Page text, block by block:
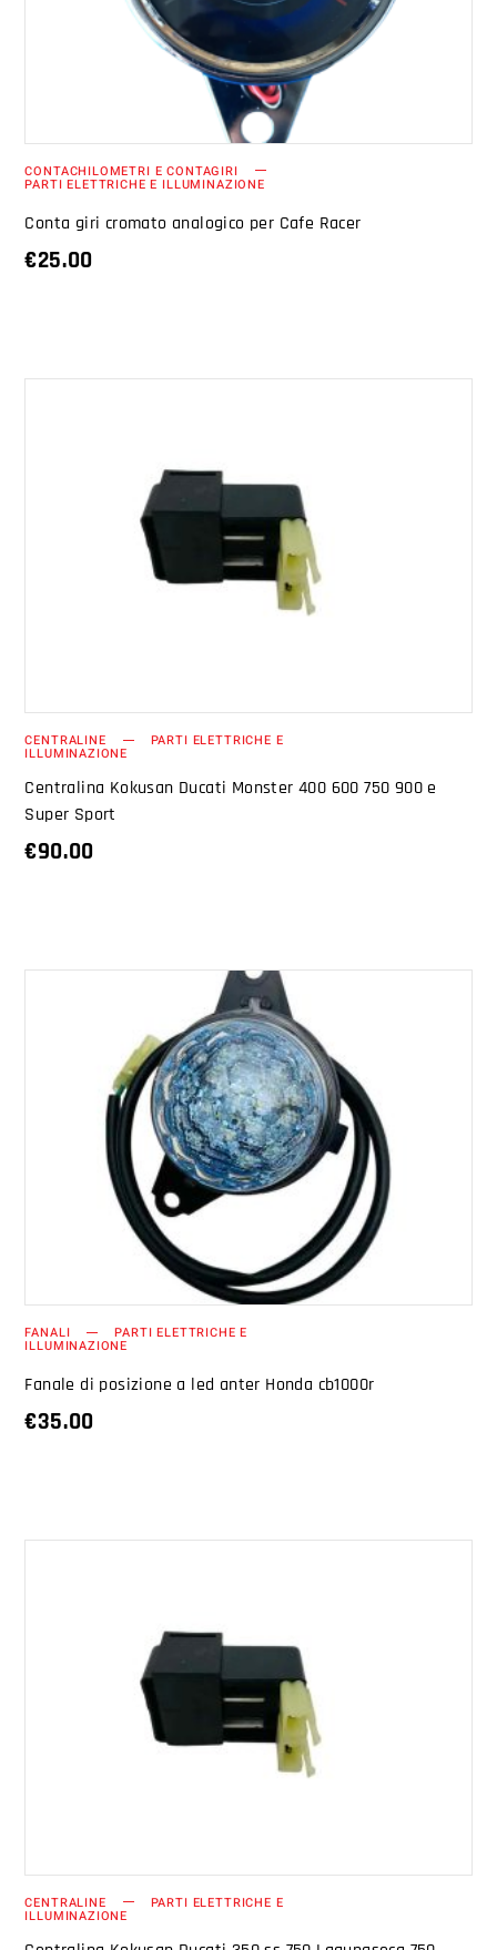
CONTACHILOMETRI E CONTAGIRI
PARTI ELETTRICHE E ILLUMINAZIONE
Conta giri cromato analogico per Cafe Racer
€25.00
AGGIUNGI AL CARRELLO
CENTRALINE PARTI ELETTRICHE E
ILLUMINAZIONE
Centralina Kokusan Ducati Monster 400 600 750 900 e
Super Sport
€90.00
AGGIUNGI AL CARRELLO
FANALI PARTI ELETTRICHE E
ILLUMINAZIONE
Fanale di posizione a led anter Honda cb1000r
€35.00
AGGIUNGI AL CARRELLO
CENTRALINE PARTI ELETTRICHE E
ILLUMINAZIONE